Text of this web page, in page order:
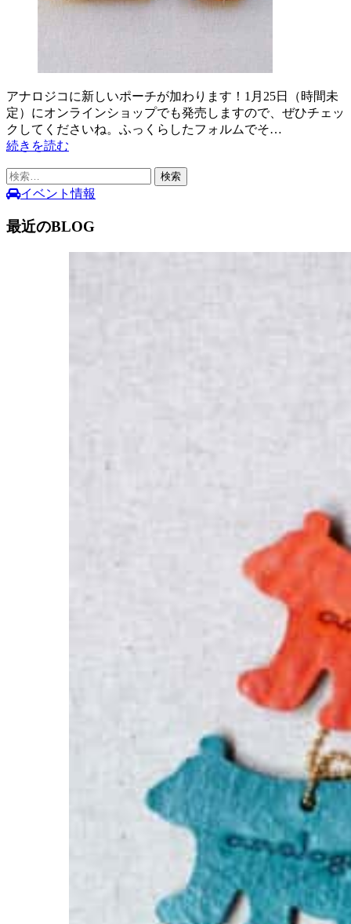
アナロジコに新しいポーチが加わります！1月25日（時間未
定）にオンラインショップでも発売しますので、ぜひチェッ
クしてくださいね。ふっくらしたフォルムでそ…
続きを読む
検
索:イベント情報
最近のBLOG